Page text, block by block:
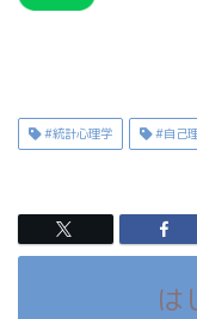
#統計心理学 #自己
は